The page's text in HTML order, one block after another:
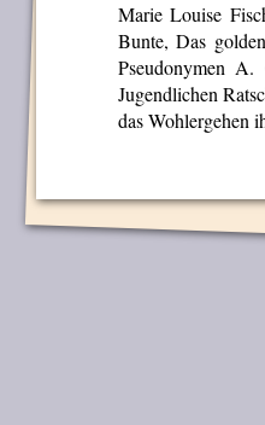
Marie Louise
Bunte, Das
Pseudonymen
Jugendlichen
das Wohlergehen